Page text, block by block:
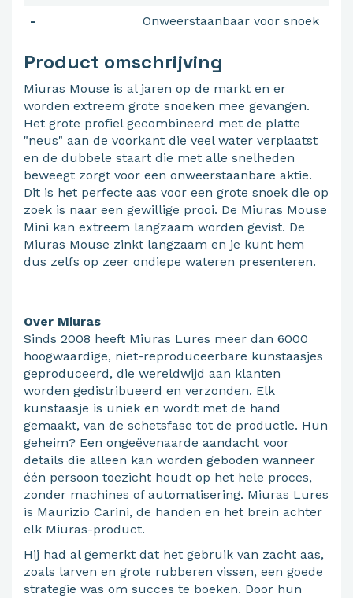
- Onweerstaanbaar voor snoek
Product omschrijving
Miuras Mouse is al jaren op de markt en er
worden extreem grote snoeken mee gevangen.
Het grote profiel gecombineerd met de platte
"neus" aan de voorkant die veel water verplaatst
en de dubbele staart die met alle snelheden
beweegt zorgt voor een onweerstaanbare aktie.
Dit is het perfecte aas voor een grote snoek die op
zoek is naar een gewillige prooi. De Miuras Mouse
Mini kan extreem langzaam worden gevist. De
Miuras Mouse zinkt langzaam en je kunt hem
dus zelfs op zeer ondiepe wateren presenteren.
Over Miuras
Sinds 2008 heeft Miuras Lures meer dan 6000
hoogwaardige, niet-reproduceerbare kunstaasjes
geproduceerd, die wereldwijd aan klanten
worden gedistribueerd en verzonden. Elk
kunstaasje is uniek en wordt met de hand
gemaakt, van de schetsfase tot de productie. Hun
geheim? Een ongeëvenaarde aandacht voor
details die alleen kan worden geboden wanneer
één persoon toezicht houdt op het hele proces,
zonder machines of automatisering. Miuras Lures
is Maurizio Carini, de handen en het brein achter
elk Miuras-product.
Hij had al gemerkt dat het gebruik van zacht aas,
zoals larven en grote rubberen vissen, een goede
strategie was om succes te boeken. Door hun